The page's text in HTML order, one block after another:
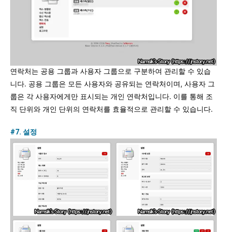
연락처는 공용 그룹과 사용자 그룹으로 구분하여 관리할 수 있습
니다. 공용 그룹은 모든 사용자와 공유되는 연락처이며, 사용자 그
룹은 각 사용자에게만 표시되는 개인 연락처입니다. 이를 통해 조
직 단위와 개인 단위의 연락처를 효율적으로 관리할 수 있습니다.
#7. 설정